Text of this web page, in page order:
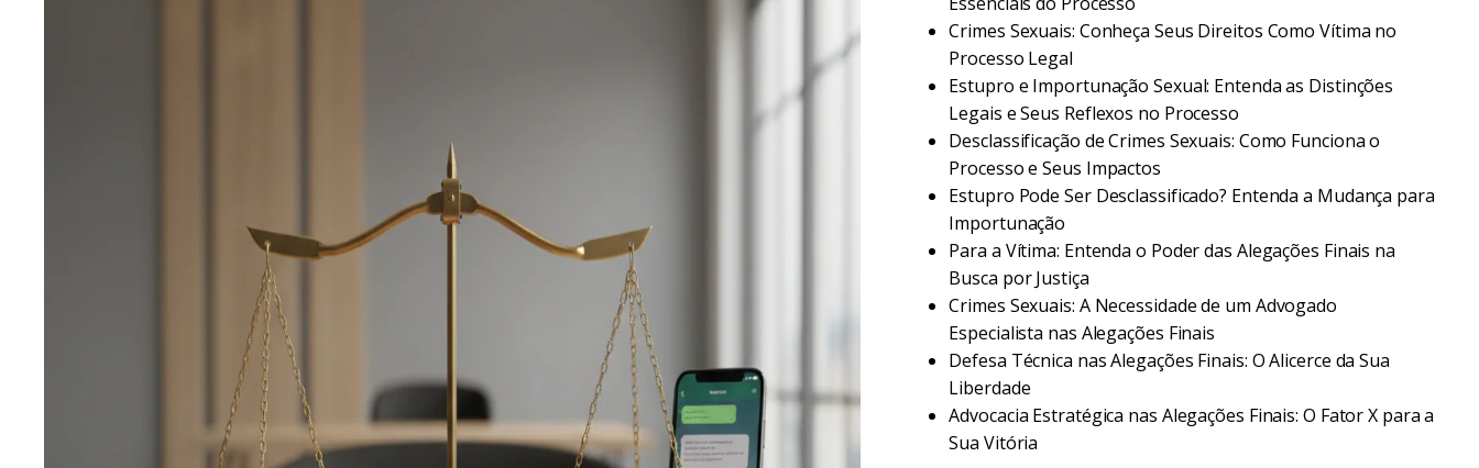
Crimes Sexuais: Conheça Seus Direitos Como Vítima no
Processo Legal
Estupro e Importunação Sexual: Entenda as Distinções
Legais e Seus Reflexos no Processo
Desclassificação de Crimes Sexuais: Como Funciona o
Processo e Seus Impactos
Estupro Pode Ser Desclassificado? Entenda a Mudança para
Importunação
Para a Vítima: Entenda o Poder das Alegações Finais na
Busca por Justiça
Crimes Sexuais: A Necessidade de um Advogado
Especialista nas Alegações Finais
Defesa Técnica nas Alegações Finais: O Alicerce da Sua
Liberdade
Advocacia Estratégica nas Alegações Finais: O Fator X para a
Sua Vitória